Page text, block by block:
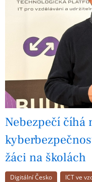
Nebezpečí číhá
žáci na školách
Digitální Česko ICT ve